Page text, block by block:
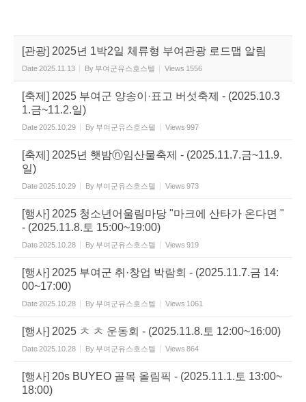
[관광] 2025년 1박2일 체류형 부여관광 로드맵 알림
Date2025.11.13 By 부여군유스호스텔 Views 1556
[축제] 2025 부여군 양송이·표고 버섯축제 - (2025.10.3
1.금~11.2.일)
Date2025.10.29 By 부여군유스호스텔 Views 997
[축제] 2025년 햇밤ⓝ임산물축제 - (2025.11.7.금~11.9.
일)
Date2025.10.29 By 부여군유스호스텔 Views 973
[행사] 2025 청소년어울림마당 "마크에 산타가 온다면 "
- (2025.11.8.토 15:00~19:00)
Date2025.10.28 By 부여군유스호스텔 Views 919
[행사] 2025 부여군 취·창업 박람회 - (2025.11.7.금 14:
00~17:00)
Date2025.10.28 By 부여군유스호스텔 Views 1061
[행사] 2025 ㅊ ㅊ 운동회 - (2025.11.8.토 12:00~16:00)
Date2025.10.28 By 부여군유스호스텔 Views 864
[행사] 20s BUYEO 골목 올림픽 - (2025.11.1.토 13:00~
18:00)